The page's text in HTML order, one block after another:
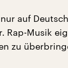
auf
Rap-Musik
zu